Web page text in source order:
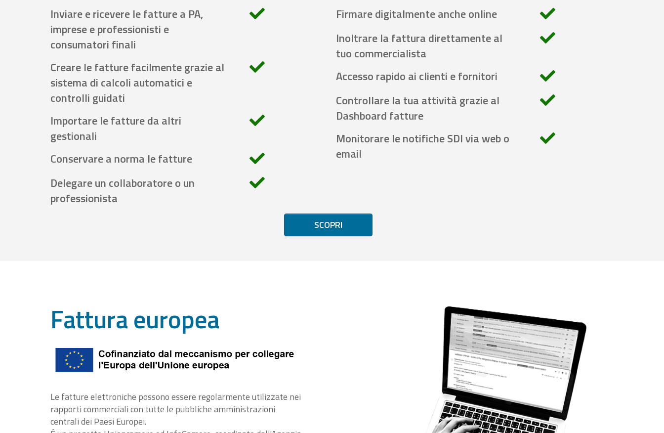
Inviare e ricevere le fatture a PA,
imprese e professionisti e
consumatori finali
Creare le fatture facilmente grazie al
sistema di calcoli automatici e
controlli guidati
Importare le fatture da altri
gestionali
Conservare a norma le fatture
Delegare un collaboratore o un
professionista
Firmare digitalmente anche online
Inoltrare la fattura direttamente al
tuo commercialista
Accesso rapido ai clienti e fornitori
Controllare la tua attività grazie al
Dashboard fatture
Monitorare le notifiche SDI via web o
email
SCOPRI
Fattura europea
Le fatture elettroniche possono essere regolarmente utilizzate nei
rapporti commerciali con tutte le pubbliche amministrazioni
centrali dei Paesi Europei.